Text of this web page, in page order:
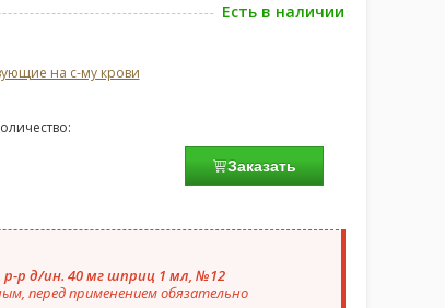
Есть в наличии
на с-му крови
Заказать
р-р д/ин. 40 мг шприц 1 мл, №12
перед применением обязательно